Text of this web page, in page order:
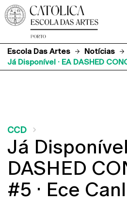
Escola Das Artes
Notícias
Já Disponível · EA DASHED
CCD
Já Disponível
DASHED
#5 · Ece